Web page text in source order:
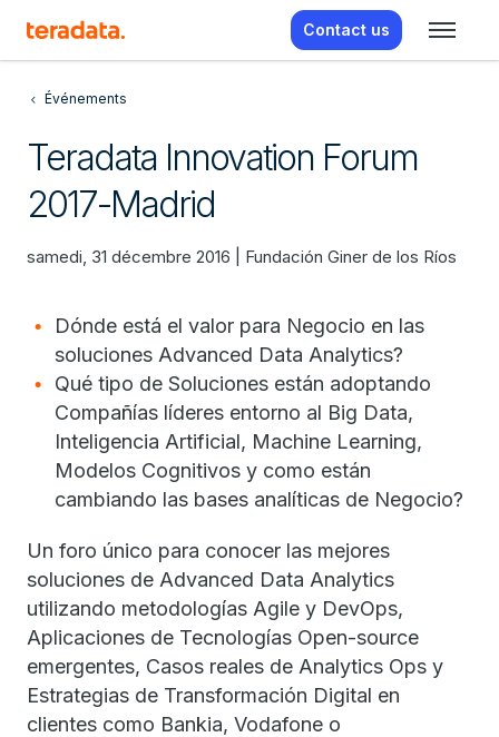
Contact us
Événements
Teradata Innovation Forum
2017-Madrid
samedi, 31 décembre 2016 | Fundación Giner de los Ríos
Dónde está el valor para Negocio en las
soluciones Advanced Data Analytics?
Qué tipo de Soluciones están adoptando
Compañías líderes entorno al Big Data,
Inteligencia Artificial, Machine Learning,
Modelos Cognitivos y como están
cambiando las bases analíticas de Negocio?
Un foro único para conocer las mejores
soluciones de Advanced Data Analytics
utilizando metodologías Agile y DevOps,
Aplicaciones de Tecnologías Open-source
emergentes, Casos reales de Analytics Ops y
Estrategias de Transformación Digital en
clientes como Bankia, Vodafone o